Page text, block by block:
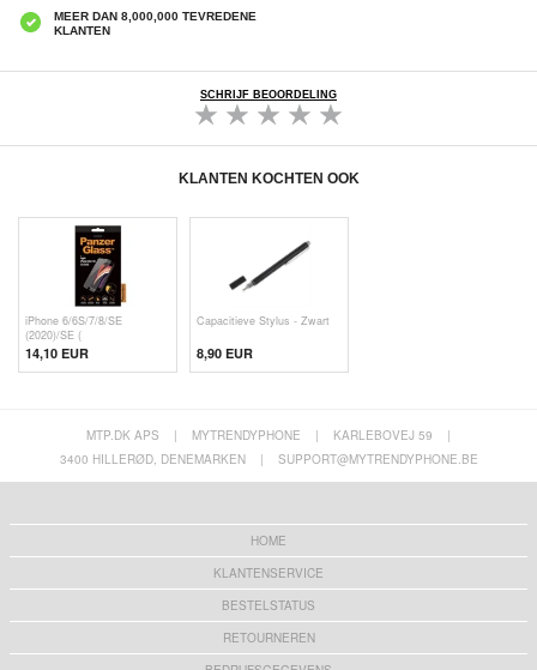
MEER DAN 8,000,000 TEVREDENE
KLANTEN
SCHRIJF BEOORDELING
KLANTEN KOCHTEN OOK
iPhone 6/6S/7/8/SE
(2020)/SE (
14,10 EUR
Capacitieve Stylus - Zwart
8,90 EUR
MTP.DK APS | MYTRENDYPHONE | KARLEBOVEJ 59
|
3400 HILLERØD, DENEMARKEN
| SUPPORT@MYTRENDYPHONE.BE
HOME
KLANTENSERVICE
BESTELSTATUS
RETOURNEREN